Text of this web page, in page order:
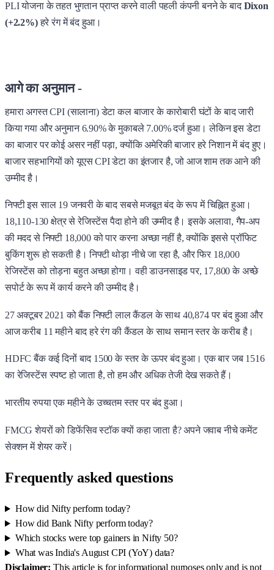
PLI योजना के तहत भुगतान प्राप्त करने वाली पहली कंपनी बनने के बादDixon
(+2.2%)हरे रंग में बंद हुआ।
आगे का अनुमान -
हमारा अगस्त CPI (सालाना) डेटा कल बाजार के कारोबारी घंटों के बाद जारी
किया गया और अनुमान 6.90% के मुकाबले 7.00% दर्ज हुआ। लेकिन इस डेटा
का बाजार पर कोई असर नहीं पड़ा, क्योंकि अमेरिकी बाजार हरे निशान में बंद हुए।
बाजार सहभागियों को यूएस CPI डेटा का इंतजार है, जो आज शाम तक आने की
उम्मीद है।
निफ्टी इस साल 19 जनवरी के बाद सबसे मजबूत बंद के रूप में चिह्नित हुआ।
18,110-130 क्षेत्र से रेजिस्टेंस पैदा होने की उम्मीद है। इसके अलावा, गैप-अप
की मदद से निफ्टी 18,000 को पार करना अच्छा नहीं है, क्योंकि इससे प्रॉफिट
बुकिंग शुरू हो सकती है। निफ्टी थोड़ा नीचे जा रहा है, और फिर 18,000
रेजिस्टेंस को तोड़ना बहुत अच्छा होगा। वही डाउनसाइड पर, 17,800 के अच्छे
सपोर्ट के रूप में कार्य करने की उम्मीद है।
27 अक्टूबर 2021 को बैंक निफ्टी लाल कैंडल के साथ 40,874 पर बंद हुआ और
आज करीब 11 महीने बाद हरे रंग की कैंडल के साथ समान स्तर के करीब है।
HDFC बैंक कई दिनों बाद 1500 के स्तर के ऊपर बंद हुआ। एक बार जब 1516
का रेजिस्टेंस स्पष्ट हो जाता है, तो हम और अधिक तेजी देख सकते हैं।
भारतीय रुपया एक महीने के उच्चतम स्तर पर बंद हुआ।
FMCG शेयरों को डिफेंसिव स्टॉक क्यों कहा जाता है? अपने जवाब नीचे कमेंट
सेक्शन में शेयर करें।
Frequently asked questions
How did Nifty perform today?
How did Bank Nifty perform today?
Which stocks were top gainers in Nifty 50?
What was India's August CPI (YoY) data?
Disclaimer: This article is for informational purposes only and is not